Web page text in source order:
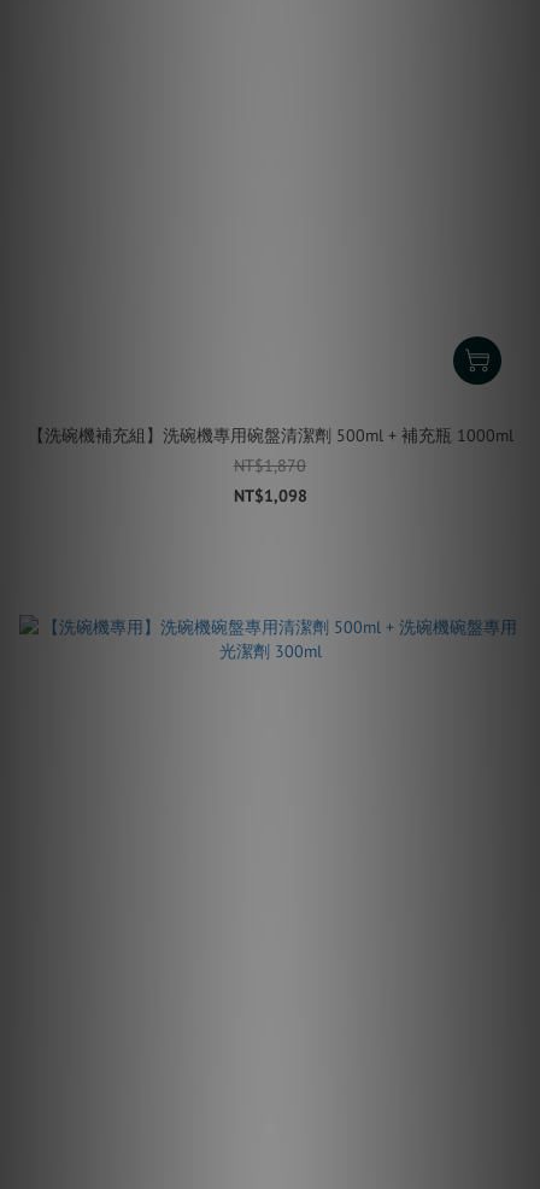
【洗碗機補充組】洗碗機專用碗盤清潔劑 500ml + 補充瓶 1000ml
NT$1,870
NT$1,098